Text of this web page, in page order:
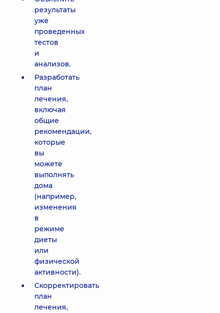
результаты
уже
проведенных
тестов
и
анализов.
Разработать
план
лечения,
включая
общие
рекомендации,
которые
вы
можете
выполнять
дома
(например,
изменения
в
режиме
диеты
или
физической
активности).
Скорректировать
план
лечения,